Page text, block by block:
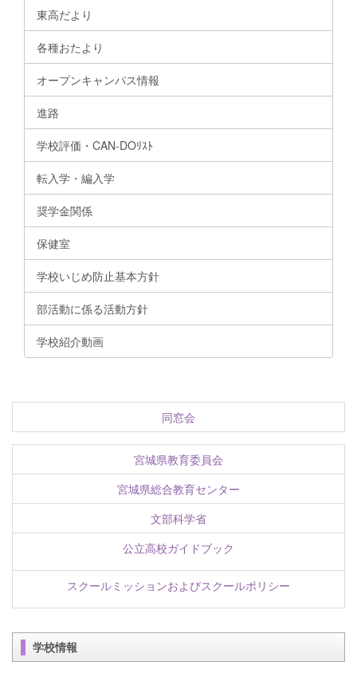
東高だより
各種おたより
オープンキャンパス情報
進路
学校評価・CAN-DOﾘｽﾄ
転入学・編入学
奨学金関係
保健室
学校いじめ防止基本方針
部活動に係る活動方針
学校紹介動画
同窓会
宮城県教育委員会
宮城県総合教育センター
文部科学省
公立高校ガイドブック
スクールミッションおよびスクールポリシー
学校情報